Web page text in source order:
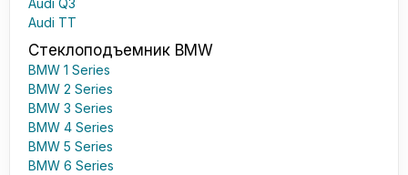
Audi Q3
Audi TT
Стеклоподъемник BMW
BMW 1 Series
BMW 2 Series
BMW 3 Series
BMW 4 Series
BMW 5 Series
BMW 6 Series